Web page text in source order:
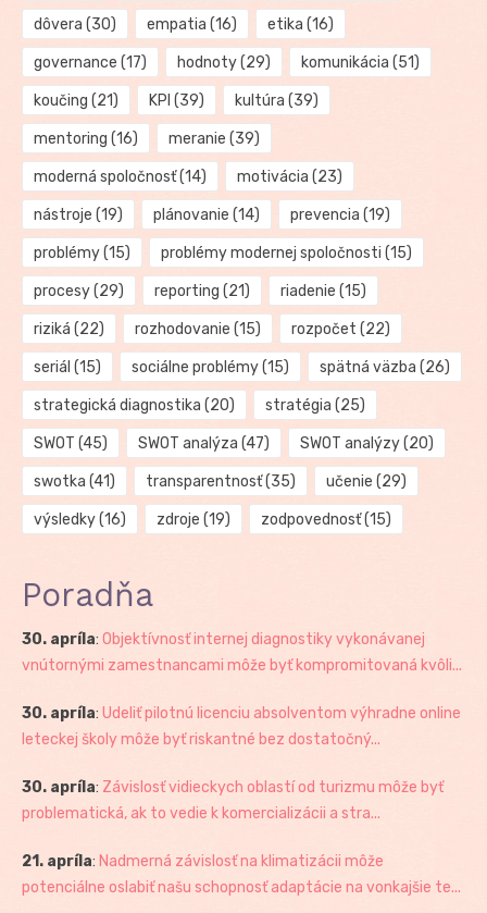
dôvera (30) empatia (16) etika (16)
governance (17) hodnoty(29) komunikácia (51)
koučing (21) KPI (39) kultúra (39)
mentoring (16) meranie (39)
moderná spoločnosť(14) motivácia (23)
nástroje (19) plánovanie (14) prevencia (19)
problémy(15) problémy modernej spoločnosti (15)
procesy(29) reporting (21) riadenie (15)
riziká (22) rozhodovanie (15) rozpočet (22)
seriál (15) sociálne problémy(15) spätná väzba (26)
strategická diagnostika (20) stratégia (25)
SWOT (45) SWOT analýza (47) SWOT analýzy(20)
swotka (41) transparentnosť(35) učenie (29)
výsledky(16) zdroje (19) zodpovednosť(15)
Poradňa
30. apríla: Objektívnosť internej diagnostiky vykonávanej
vnútornými zamestnancami môže byť kompromitovaná kvôli...
30. apríla: Udeliť pilotnú licenciu absolventom výhradne online
leteckej školy môže byť riskantné bez dostatočný...
30. apríla: Závislosť vidieckych oblastí od turizmu môže byť
problematická, ak to vedie k komercializácii a stra...
21. apríla: Nadmerná závislosť na klimatizácii môže
potenciálne oslabiť našu schopnosť adaptácie na vonkajšie te...